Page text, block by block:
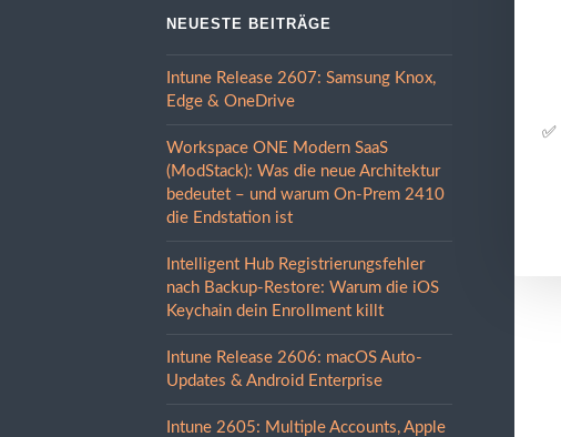
NEUESTE BEITRÄGE
Intune Release 2607: Samsung Knox,
Edge & OneDrive
Workspace ONE Modern SaaS
(ModStack): Was die neue Architektur
bedeutet – und warum On-Prem 2410
die Endstation ist
Intelligent Hub Registrierungsfehler
nach Backup-Restore: Warum die iOS
Keychain dein Enrollment killt
Intune Release 2606: macOS Auto-
Updates & Android Enterprise
Intune 2605: Multiple Accounts, Apple
✅